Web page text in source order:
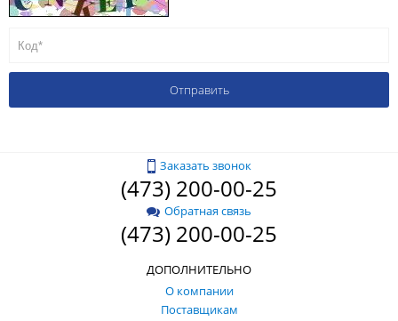
Заказать звонок
(473) 200-00-25
Обратная связь
(473) 200-00-25
ДОПОЛНИТЕЛЬНО
О компании
Поставщикам